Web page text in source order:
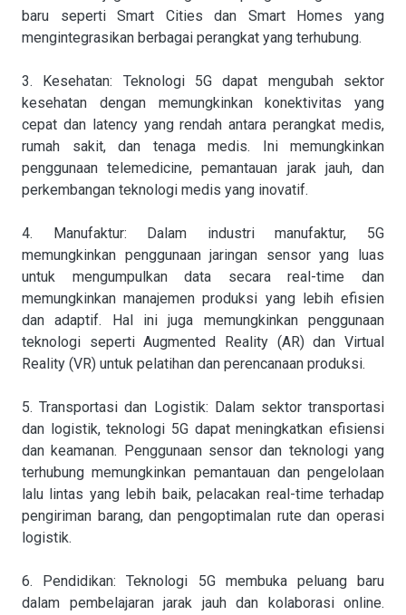
baru seperti Smart Cities dan Smart Homes yang
mengintegrasikan berbagai perangkat yang terhubung.
3. Kesehatan: Teknologi 5G dapat mengubah sektor
kesehatan dengan memungkinkan konektivitas yang
cepat dan latency yang rendah antara perangkat medis,
rumah sakit, dan tenaga medis. Ini memungkinkan
penggunaan telemedicine, pemantauan jarak jauh, dan
perkembangan teknologi medis yang inovatif.
4. Manufaktur: Dalam industri manufaktur, 5G
memungkinkan penggunaan jaringan sensor yang luas
untuk mengumpulkan data secara real-time dan
memungkinkan manajemen produksi yang lebih efisien
dan adaptif. Hal ini juga memungkinkan penggunaan
teknologi seperti Augmented Reality (AR) dan Virtual
Reality (VR) untuk pelatihan dan perencanaan produksi.
5. Transportasi dan Logistik: Dalam sektor transportasi
dan logistik, teknologi 5G dapat meningkatkan efisiensi
dan keamanan. Penggunaan sensor dan teknologi yang
terhubung memungkinkan pemantauan dan pengelolaan
lalu lintas yang lebih baik, pelacakan real-time terhadap
pengiriman barang, dan pengoptimalan rute dan operasi
logistik.
6. Pendidikan: Teknologi 5G membuka peluang baru
dalam pembelajaran jarak jauh dan kolaborasi online.